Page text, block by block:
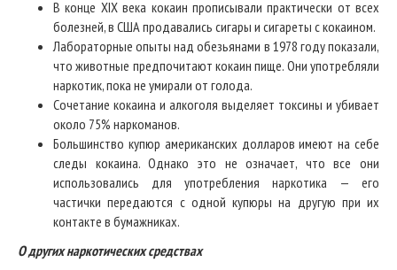
В конце XIX века кокаин прописывали практически от всех
болезней, в США продавались сигары и сигареты с кокаином.
Лабораторные опыты над обезьянами в 1978 году показали,
что животные предпочитают кокаин пище. Они употребляли
наркотик, пока не умирали от голода.
Сочетание кокаина и алкоголя выделяет токсины и убивает
около 75% наркоманов.
Большинство купюр американских долларов имеют на себе
следы кокаина. Однако это не означает, что все они
использовались для употребления наркотика — его
частички передаются с одной купюры на другую при их
контакте в бумажниках.
О других наркотических средствах